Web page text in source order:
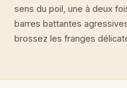
sens du poil, une à deux
barres battantes
brossez les franges